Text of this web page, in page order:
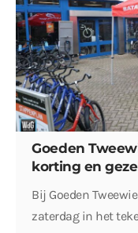
Goeden
korting en
Bij Goeden
zaterdag in het